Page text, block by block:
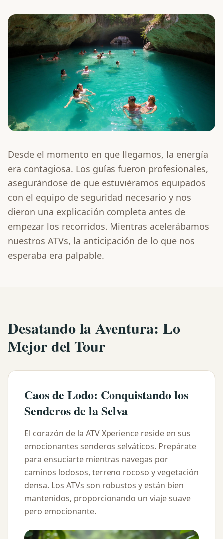
Desde el momento en que llegamos, la energía
era contagiosa. Los guías fueron profesionales,
asegurándose de que estuviéramos equipados
con el equipo de seguridad necesario y nos
dieron una explicación completa antes de
empezar los recorridos. Mientras acelerábamos
nuestros ATVs, la anticipación de lo que nos
esperaba era palpable.
Desatando la Aventura: Lo
Mejor del Tour
Caos de Lodo: Conquistando los
Senderos de la Selva
El corazón de la ATV Xperience reside en sus
emocionantes senderos selváticos. Prepárate
para ensuciarte mientras navegas por
caminos lodosos, terreno rocoso y vegetación
densa. Los ATVs son robustos y están bien
mantenidos, proporcionando un viaje suave
pero emocionante.